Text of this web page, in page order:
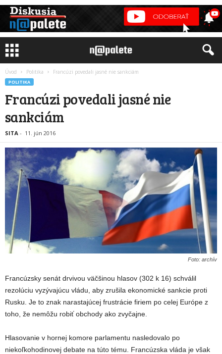
Úvod Politika Francúzi povedali jasné nie sankciám
POLITIKA
Francúzi povedali jasné nie
sankciám
SITA - 11. jún 2016
Foto: archív
Francúzsky senát drvivou väčšinou hlasov (302 k 16) schválil
rezolúciu vyzývajúcu vládu, aby zrušila ekonomické sankcie proti
Rusku. Je to znak narastajúcej frustrácie firiem po celej Európe z
toho, že nemôžu robiť obchody ako zvyčajne.
Hlasovanie v hornej komore parlamentu nasledovalo po
niekoľkohodinovej debate na túto tému. Francúzska vláda je však